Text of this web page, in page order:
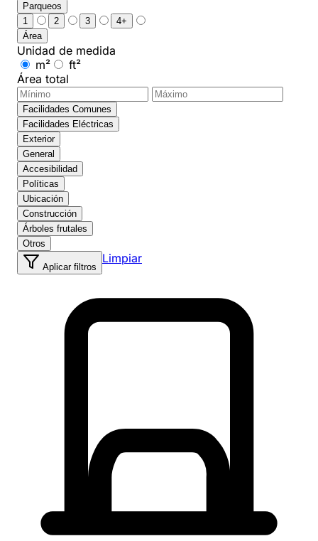
Parqueos
1
2 3
4+
Área
Unidad de medida
m²
ft²
Área total
Facilidades Comunes
Facilidades Eléctricas
Exterior
General
Accesibilidad
Políticas
Ubicación
Construcción
Árboles frutales
Otros
Aplicar filtros
Limpiar